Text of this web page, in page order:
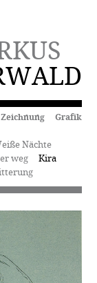
Grafik
Nächte
weg
Kira